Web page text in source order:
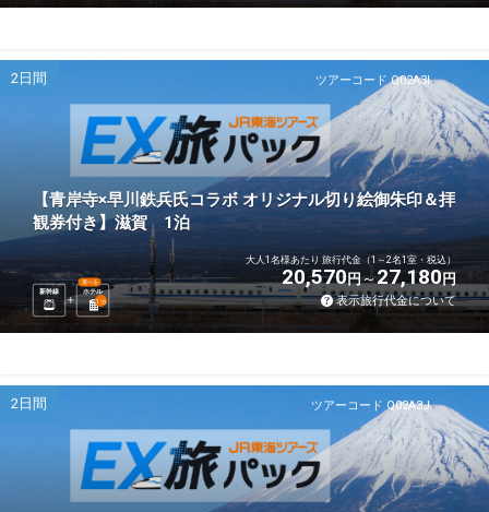
ツアーコード Q02A3I
2日間
【青岸寺×早川鉄兵氏コラボ オリジナル切り絵御朱印＆拝
観券付き】滋賀 1泊
新幹線 ホテル
選べる
1 泊
大人1名様あたり 旅行代金（1～2名1室・税込）
20,570円 27,180円
表示旅行代金について
ツアーコード Q02A3J
2日間